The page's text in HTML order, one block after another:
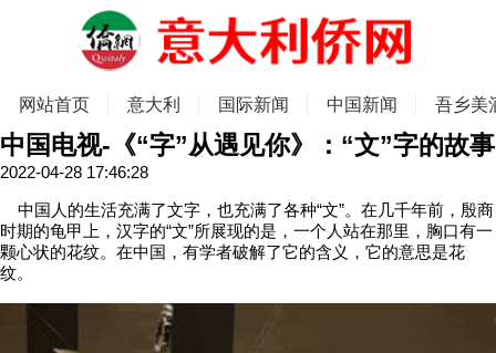
网站首页 意大利 国际新闻 中国新闻 吾乡美
中国电视-《“字”从遇见你》：“文”字的故事
2022-04-28 17:46:28
中国人的生活充满了文字，也充满了各种“文”。在几千年前，殷商
时期的龟甲上，汉字的“文”所展现的是，一个人站在那里，胸口有一
颗心状的花纹。在中国，有学者破解了它的含义，它的意思是花
纹。